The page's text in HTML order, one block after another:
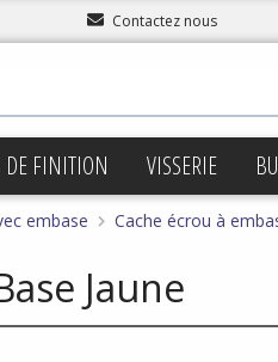
Contactez nous
DE FINITION VISSERIE
embase Cache écrou à
Jaune